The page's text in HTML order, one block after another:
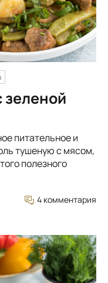
зеленой
питательное и
тушеную с мясом,
полезного
4 комментария